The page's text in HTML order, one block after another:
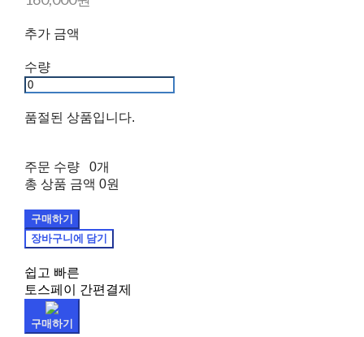
추가 금액
수량
품절된 상품입니다.
주문 수량
0개
총 상품 금액 0원
구매하기
장바구니에 담기
쉽고 빠른
토스페이 간편결제
구매하기